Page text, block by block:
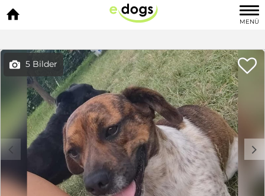

MENÜ
 5 Bilder 
c d